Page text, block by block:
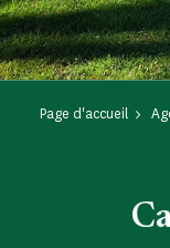
Page d'accueil